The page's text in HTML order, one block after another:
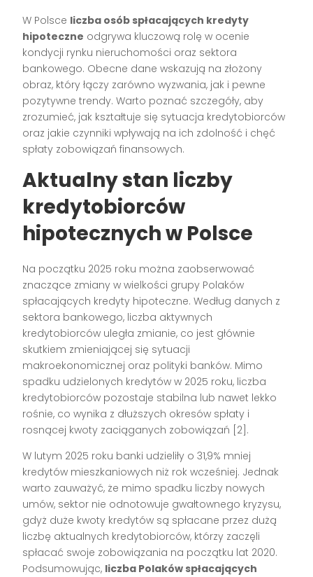
W Polsce liczba osób spłacających kredyty
hipoteczne odgrywa kluczową rolę w ocenie
kondycji rynku nieruchomości oraz sektora
bankowego. Obecne dane wskazują na złożony
obraz, który łączy zarówno wyzwania, jak i pewne
pozytywne trendy. Warto poznać szczegóły, aby
zrozumieć, jak kształtuje się sytuacja kredytobiorców
oraz jakie czynniki wpływają na ich zdolność i chęć
spłaty zobowiązań finansowych.
Aktualny stan liczby
kredytobiorców
hipotecznych w Polsce
Na początku 2025 roku można zaobserwować
znaczące zmiany w wielkości grupy Polaków
spłacających kredyty hipoteczne. Według danych z
sektora bankowego, liczba aktywnych
kredytobiorców uległa zmianie, co jest głównie
skutkiem zmieniającej się sytuacji
makroekonomicznej oraz polityki banków. Mimo
spadku udzielonych kredytów w 2025 roku, liczba
kredytobiorców pozostaje stabilna lub nawet lekko
rośnie, co wynika z dłuższych okresów spłaty i
rosnącej kwoty zaciąganych zobowiązań [2].
W lutym 2025 roku banki udzieliły o 31,9% mniej
kredytów mieszkaniowych niż rok wcześniej. Jednak
warto zauważyć, że mimo spadku liczby nowych
umów, sektor nie odnotowuje gwałtownego kryzysu,
gdyż duże kwoty kredytów są spłacane przez dużą
liczbę aktualnych kredytobiorców, którzy zaczęli
spłacać swoje zobowiązania na początku lat 2020.
Podsumowując, liczba Polaków spłacających